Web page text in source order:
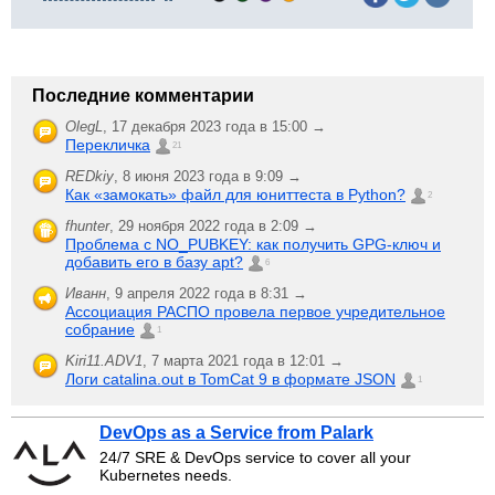
Последние комментарии
OlegL, 17 декабря 2023 года в 15:00 →
Перекличка 21
REDkiy, 8 июня 2023 года в 9:09 →
Как «замокать» файл для юниттеста в Python? 2
fhunter, 29 ноября 2022 года в 2:09 →
Проблема с NO_PUBKEY: как получить GPG-ключ и
добавить его в базу apt?
6
Иванн, 9 апреля 2022 года в 8:31 →
Ассоциация РАСПО провела первое учредительное
собрание
1
Kiri11.ADV1, 7 марта 2021 года в 12:01 →
Логи catalina.out в TomCat 9 в формате JSON 1
DevOps as a Service from Palark
24/7 SRE & DevOps service to cover all your
Kubernetes needs.